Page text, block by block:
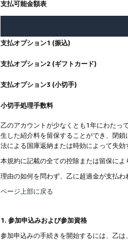
支払可能金額表
支払オプション1 (振込)
支払オプション2 (ギフトカード)
支払オプション3 (小切手)
小切手処理手数料
乙のアカウントが少なくとも1年にわたっ
生した紹介料を留保することができ、閉鎖
法による国庫返納または時効によって失効
本規約に記載の全ての控除または留保に
理由の如何を問わず、乙に超過金が支払
ページ上部に戻る
1. 参加申込みおよび参加資格
参加申込みの手続きを開始するには、乙